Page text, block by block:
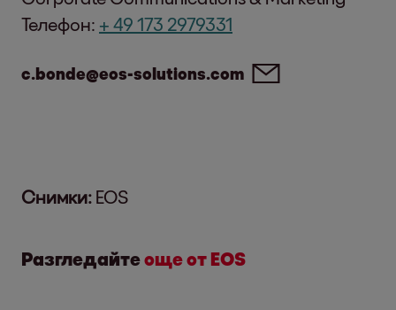
Телефон: + 49 173 2979331
c.bonde@eos-solutions.com
Снимки: EOS
Разгледайтеоще от EOS